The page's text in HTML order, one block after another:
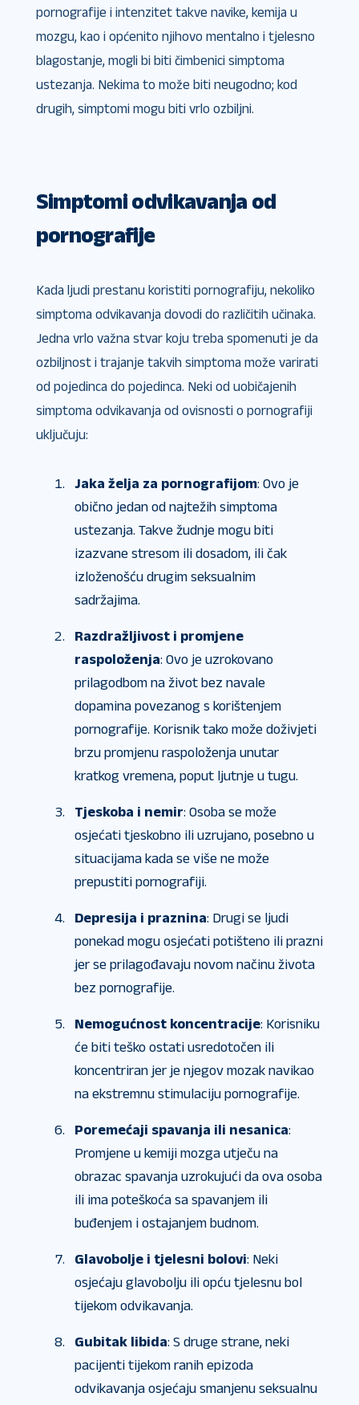
pornografije i intenzitet takve navike, kemija u
mozgu, kao i općenito njihovo mentalno i tjelesno
blagostanje, mogli bi biti čimbenici simptoma
ustezanja. Nekima to može biti neugodno; kod
drugih, simptomi mogu biti vrlo ozbiljni.
Simptomi odvikavanja od
pornografije
Kada ljudi prestanu koristiti pornografiju, nekoliko
simptoma odvikavanja dovodi do različitih učinaka.
Jedna vrlo važna stvar koju treba spomenuti je da
ozbiljnost i trajanje takvih simptoma može varirati
od pojedinca do pojedinca. Neki od uobičajenih
simptoma odvikavanja od ovisnosti o pornografiji
uključuju:
Jaka želja za pornografijom: Ovo je
obično jedan od najtežih simptoma
ustezanja. Takve žudnje mogu biti
izazvane stresom ili dosadom, ili čak
izloženošću drugim seksualnim
sadržajima.
Razdražljivost i promjene
raspoloženja: Ovo je uzrokovano
prilagodbom na život bez navale
dopamina povezanog s korištenjem
pornografije. Korisnik tako može doživjeti
brzu promjenu raspoloženja unutar
kratkog vremena, poput ljutnje u tugu.
Tjeskoba i nemir: Osoba se može
osjećati tjeskobno ili uzrujano, posebno u
situacijama kada se više ne može
prepustiti pornografiji.
Depresija i praznina: Drugi se ljudi
ponekad mogu osjećati potišteno ili prazni
jer se prilagođavaju novom načinu života
bez pornografije.
Nemogućnost koncentracije: Korisniku
će biti teško ostati usredotočen ili
koncentriran jer je njegov mozak navikao
na ekstremnu stimulaciju pornografije.
Poremećaji spavanja ili nesanica:
Promjene u kemiji mozga utječu na
obrazac spavanja uzrokujući da ova osoba
ili ima poteškoća sa spavanjem ili
buđenjem i ostajanjem budnom.
Glavobolje i tjelesni bolovi: Neki
osjećaju glavobolju ili opću tjelesnu bol
tijekom odvikavanja.
Gubitak libida: S druge strane, neki
pacijenti tijekom ranih epizoda
odvikavanja osjećaju smanjenu seksualnu